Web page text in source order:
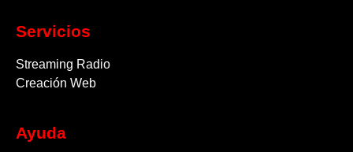
Servicios
Streaming Radio
Creación Web
Ayuda